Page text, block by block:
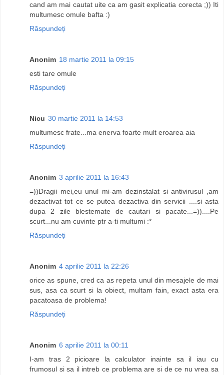
cand am mai cautat uite ca am gasit explicatia corecta ;)) Iti
multumesc omule bafta :)
Răspundeți
Anonim 18 martie 2011 la 09:15
esti tare omule
Răspundeți
Nicu 30 martie 2011 la 14:53
multumesc frate...ma enerva foarte mult eroarea aia
Răspundeți
Anonim 3 aprilie 2011 la 16:43
=))Dragii mei,eu unul mi-am dezinstalat si antivirusul ,am
dezactivat tot ce se putea dezactiva din servicii ....si asta
dupa 2 zile blestemate de cautari si pacate...=))....Pe
scurt...nu am cuvinte ptr a-ti multumi :*
Răspundeți
Anonim 4 aprilie 2011 la 22:26
orice as spune, cred ca as repeta unul din mesajele de mai
sus, asa ca scurt si la obiect, multam fain, exact asta era
pacatoasa de problema!
Răspundeți
Anonim 6 aprilie 2011 la 00:11
I-am tras 2 picioare la calculator inainte sa il iau cu
frumosul si sa il intreb ce problema are si de ce nu vrea sa